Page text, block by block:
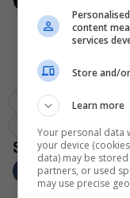
Komuna Skenderaj
Vërshimet Në Kosovë
content
services
Store and/
Learn more
Your personal data
your device
data) may be
partners, or used
may use precise